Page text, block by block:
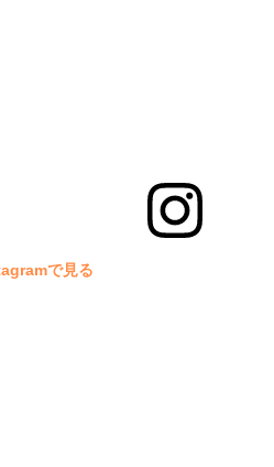
で見る